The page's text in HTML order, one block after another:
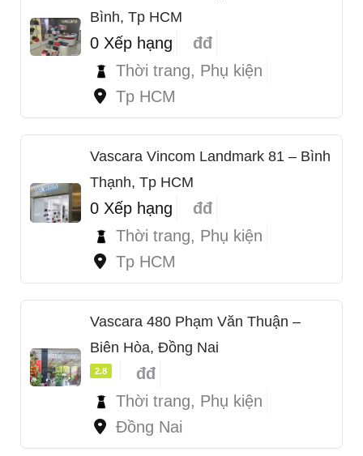
Bình, Tp HCM
0 Xếp hạng
đđ
Thời trang, Phụ kiện
Tp HCM
Vascara Vincom Landmark 81 – Bình
Thạnh, Tp HCM
0 Xếp hạng
đđ
Thời trang, Phụ kiện
Tp HCM
Vascara 480 Phạm Văn Thuận –
Biên Hòa, Đồng Nai
2.8
đđ
Thời trang, Phụ kiện
Đồng Nai